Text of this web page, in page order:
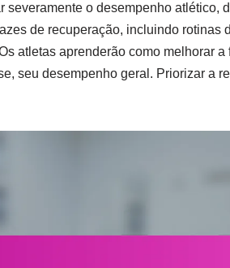
severamente o desempenho atlético,
de recuperação, incluindo rotinas
atletas aprenderão como melhorar
seu desempenho geral. Priorizar a